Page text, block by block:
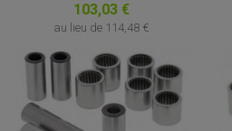
103,03 €
au lieu de 114,48 €